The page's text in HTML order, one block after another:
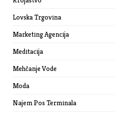
Lovska Trgovina
Marketing Agencija
Meditacija
Mehčanje Vode
Moda
Najem Pos Terminala